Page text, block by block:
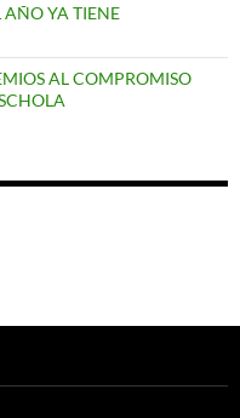
AÑO YA TIENE
AL COMPROMISO